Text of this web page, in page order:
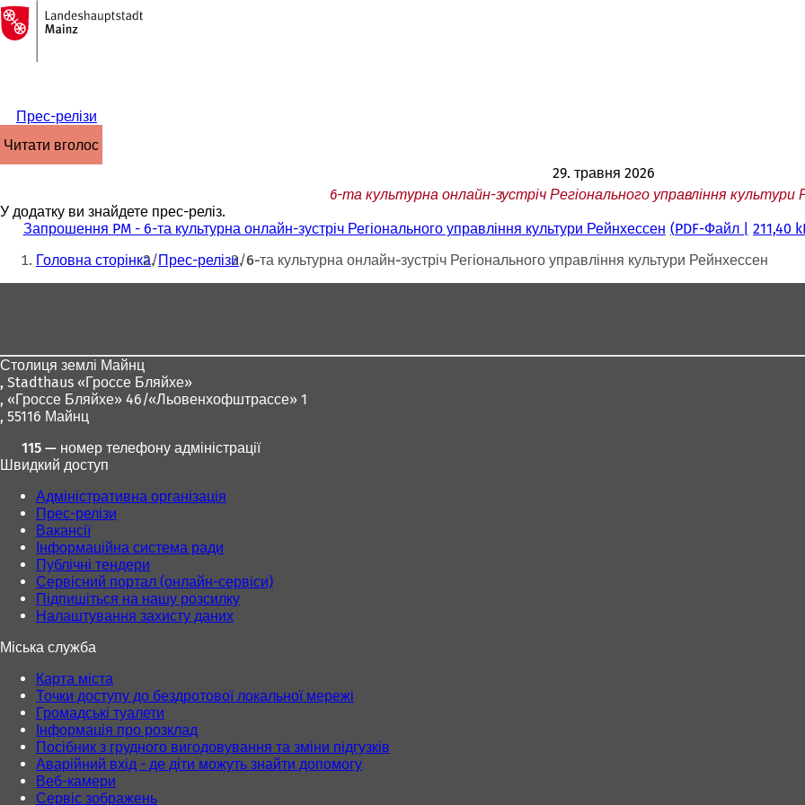
Перейти до змісту
На
головну
сторінку
Прес-релізи
читати вголос
29. травня 2026
6-та культурна онлайн-зустріч Регіонального управління культури
У додатку ви знайдете прес-реліз.
Запрошення PM - 6-та культурна онлайн-зустріч Регіонального управління культури Рейнхессен
PDF-Файл 211,40
Ти
тут:
Головна сторінка Прес-релізи 6-та культурна онлайн-зустріч Регіонального управління культури Рейнхессен
Столиця землі Майнц
, Stadthaus «Гроссе Бляйхе»
, «Гроссе Бляйхе» 46/«Льовенхофштрассе» 1
, 55116 Майнц
115 — номер телефону адміністрації
Швидкий доступ
Адміністративна організація
Прес-релізи
Вакансії
Інформаційна система ради
Публічні тендери
Сервісний портал (онлайн-сервіси)
Підпишіться на нашу розсилку
Налаштування захисту даних
Міська служба
Карта міста
Точки доступу до бездротової локальної мережі
Громадські туалети
Інформація про розклад
Посібник з грудного вигодовування та зміни підгузків
Аварійний вхід - де діти можуть знайти допомогу
Веб-камери
Сервіс зображень